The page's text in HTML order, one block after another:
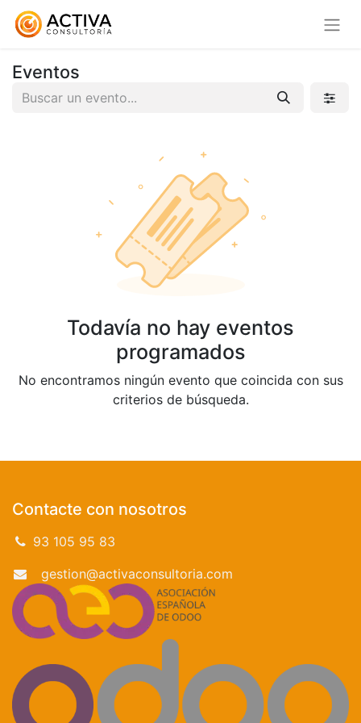
Eventos
Todavía no hay eventos
programados
No encontramos ningún evento que coincida con sus
criterios de búsqueda.
Contacte con nosotros
93 105 95 83
gestion@activaconsultoria.com